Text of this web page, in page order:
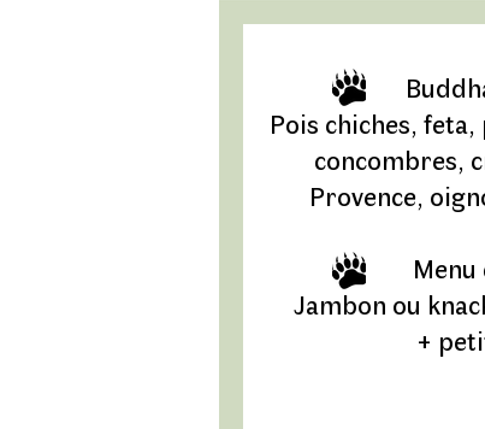
Pois chiches,
concombres,
Provence,
Jambon ou
+